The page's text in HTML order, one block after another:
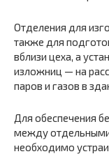
Отделения для
также для
вблизи цеха, а
изложниц — на
паров и газов в
Для обеспечения
между отдельными
необходимо